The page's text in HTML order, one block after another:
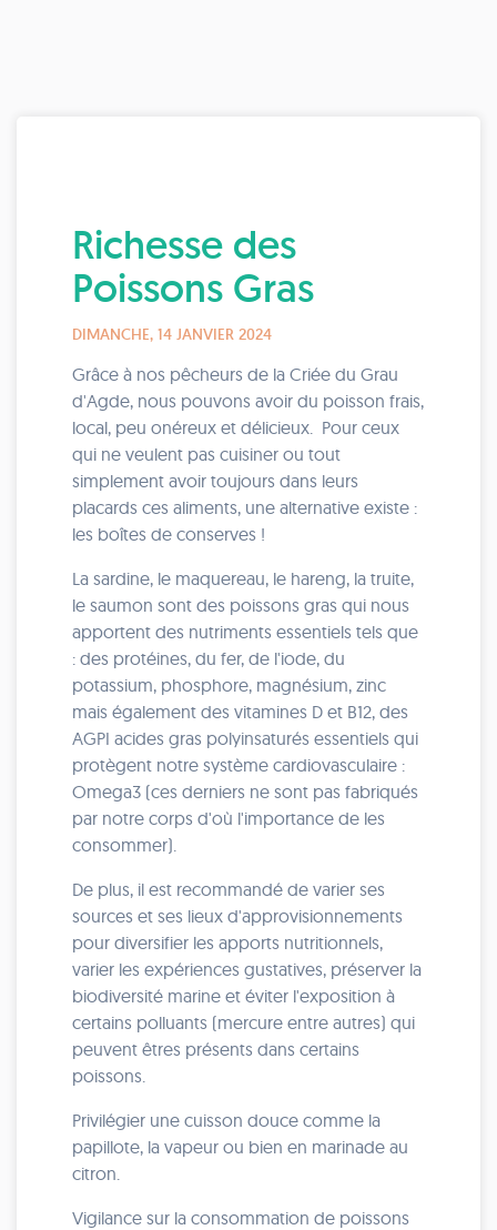
Richesse des
Poissons Gras
DIMANCHE, 14 JANVIER 2024
Grâce à nos pêcheurs de la Criée du Grau
d'Agde, nous pouvons avoir du poisson frais,
local, peu onéreux et délicieux. Pour ceux
qui ne veulent pas cuisiner ou tout
simplement avoir toujours dans leurs
placards ces aliments, une alternative existe :
les boîtes de conserves !
La sardine, le maquereau, le hareng, la truite,
le saumon sont des poissons gras qui nous
apportent des nutriments essentiels tels que
: des protéines, du fer, de l'iode, du
potassium, phosphore, magnésium, zinc
mais également des vitamines D et B12, des
AGPI acides gras polyinsaturés essentiels qui
protègent notre système cardiovasculaire :
Omega3 (ces derniers ne sont pas fabriqués
par notre corps d'où l'importance de les
consommer).
De plus, il est recommandé de varier ses
sources et ses lieux d'approvisionnements
pour diversifier les apports nutritionnels,
varier les expériences gustatives, préserver la
biodiversité marine et éviter l'exposition à
certains polluants (mercure entre autres) qui
peuvent êtres présents dans certains
poissons.
Privilégier une cuisson douce comme la
papillote, la vapeur ou bien en marinade au
citron.
Vigilance sur la consommation de poissons